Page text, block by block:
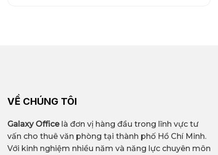
VỀ CHÚNG TÔI
Galaxy Officelà đơn vị hàng đầu trong lĩnh vực tư
vấn cho thuê văn phòng tại thành phố Hồ Chí Minh.
Với kinh nghiệm nhiều năm và năng lực chuyên môn